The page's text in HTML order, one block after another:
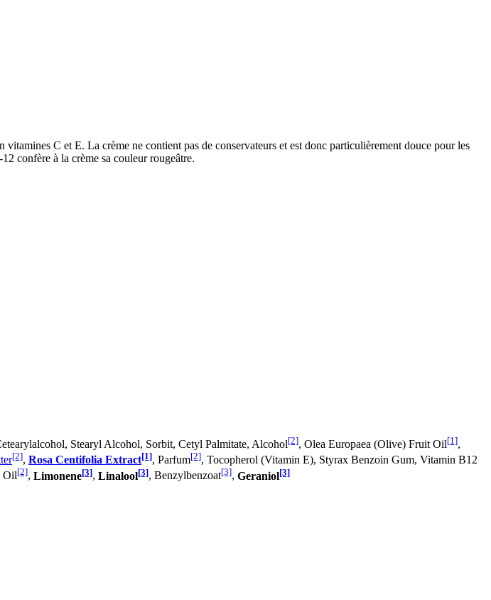
C et E. La crème ne contient pas de conservateurs et est donc particulièrement douce pour les
confère à la crème sa couleur rougeâtre.
Stearyl Alcohol, Sorbit, Cetyl Palmitate, Alcohol[2], Olea Europaea (Olive) Fruit Oil[1],
[2], Rosa Centifolia Extract[1], Parfum[2], Tocopherol (Vitamin E), Styrax Benzoin Gum, Vitamin B12
Oil[2], Limonene[3], Linalool[3], Benzylbenzoat[3], Geraniol[3]